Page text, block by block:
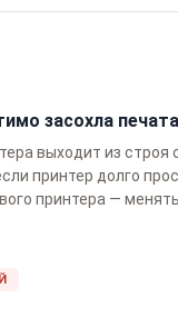
засохла
выходит из строя
принтер долго
принтера —